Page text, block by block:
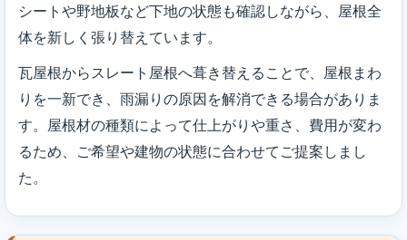
シートや野地板など下地の状態も確認しながら、屋根全
体を新しく張り替えています。
瓦屋根からスレート屋根へ葺き替えることで、屋根まわ
りを一新でき、雨漏りの原因を解消できる場合がありま
す。屋根材の種類によって仕上がりや重さ、費用が変わ
るため、ご希望や建物の状態に合わせてご提案しまし
た。